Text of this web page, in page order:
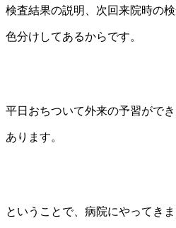
検査結果の説明、次回来院時の
色分けしてあるからです。
平日おちついて外来の予習がで
あります。
ということで、病院にやってき